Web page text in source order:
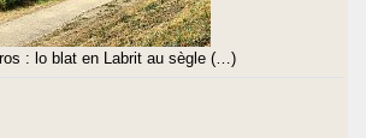
: lo blat en Labrit au sègle (…)